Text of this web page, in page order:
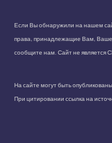
Если Вы обнаружили на нашем
права, принадлежащие Вам,
сообщите нам. Сайт не является
На сайте могут быть
При цитировании ссылка на